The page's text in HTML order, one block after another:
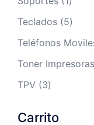
Teclados 55
Teléfonos
Toner Impresoras
TPV 33
Carrito